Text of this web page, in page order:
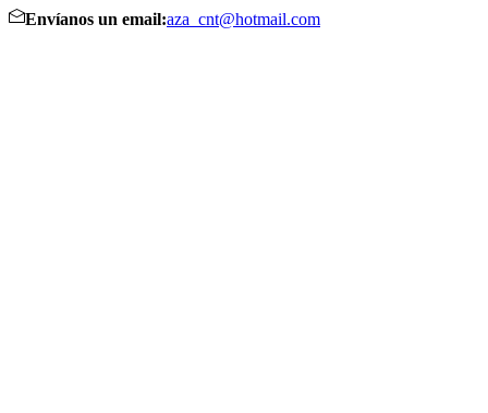
Envíanos un email:aza_cnt@hotmail.com